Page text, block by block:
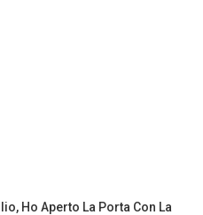
Ho Aperto La Porta Con La